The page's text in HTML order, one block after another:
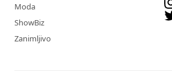
Moda
ShowBiz
Zanimljivo